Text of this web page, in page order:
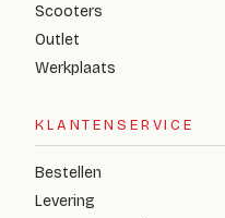
Scooters
Outlet
Werkplaats
KLANTENSERVICE
Bestellen
Levering